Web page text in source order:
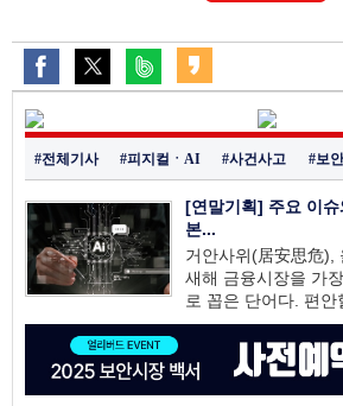
#전체기사 #피지컬ㆍAI #사건사고 #보
[연말기획] 주요 이슈
본...
거안사위(居安思危),
새해 금융시장을 가
로 꼽은 단어다. 편안